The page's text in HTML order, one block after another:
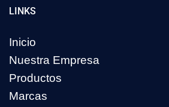
LINKS
Inicio
Nuestra Empresa
Productos
Marcas